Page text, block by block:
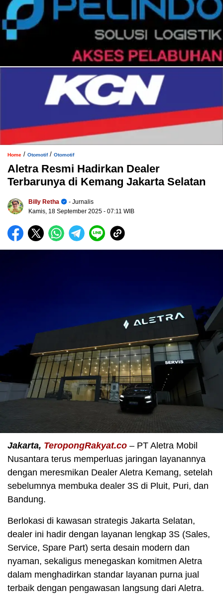
Home / Otomotif/ Otomotif
Aletra Resmi Hadirkan Dealer
Terbarunya di Kemang Jakarta Selatan
Billy Retha
- Jurnalis
Kamis, 18 September 2025 - 07:11 WIB
Jakarta, TeropongRakyat.co – PT Aletra Mobil
Nusantara terus memperluas jaringan layanannya
dengan meresmikan Dealer Aletra Kemang, setelah
sebelumnya membuka dealer 3S di Pluit, Puri, dan
Bandung.
Berlokasi di kawasan strategis Jakarta Selatan,
dealer ini hadir dengan layanan lengkap 3S (Sales,
Service, Spare Part) serta desain modern dan
nyaman, sekaligus menegaskan komitmen Aletra
dalam menghadirkan standar layanan purna jual
terbaik dengan pengawasan langsung dari Aletra.